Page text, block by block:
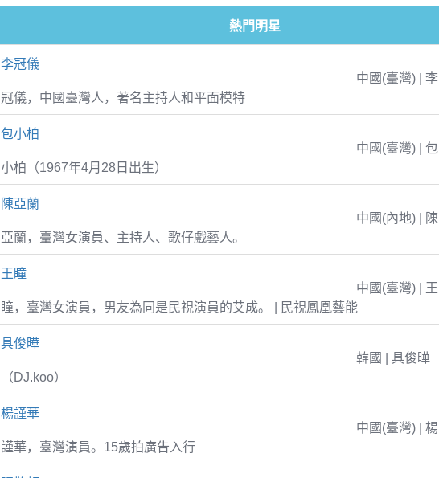
熱門明星
李冠儀
中國(臺灣) | 李
冠儀，中國臺灣人，著名主持人和平面模特
包小柏
中國(臺灣) | 包
小柏（1967年4月28日出生）
陳亞蘭
中國(內地) | 陳
亞蘭，臺灣女演員、主持人、歌仔戲藝人。
王瞳
中國(臺灣) | 王
瞳，臺灣女演員，男友為同是民視演員的艾成。 | 民視鳳凰藝能
具俊曄
韓國 | 具俊曄
（DJ.koo）
楊謹華
中國(臺灣) | 楊
謹華，臺灣演員。15歲拍廣告入行